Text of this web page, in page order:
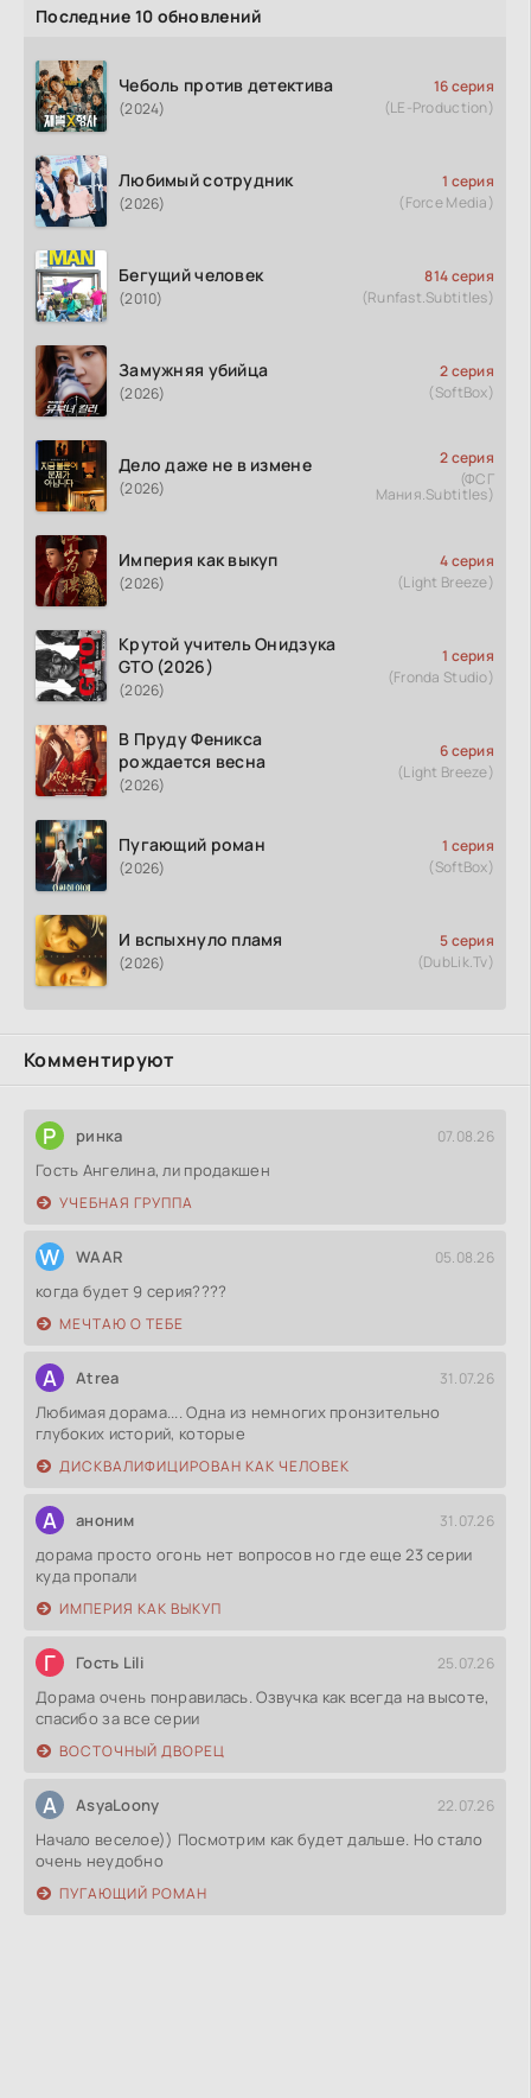
Последние 10 обновлений
Чеболь против детектива
(2024)
16 серия
(LE-Production)
Любимый сотрудник
(2026)
1 серия
(Force Media)
Бегущий человек
(2010)
814 серия
(Runfast.Subtitles)
Замужняя убийца
(2026)
2 серия
(SoftBox)
Дело даже не в измене
(2026)
2 серия
(ФСГ
Мания.Subtitles)
Империя как выкуп
(2026)
4 серия
(Light Breeze)
Крутой учитель Онидзука
GTO (2026)
(2026)
1 серия
(Fronda Studio)
В Пруду Феникса
рождается весна
(2026)
6 серия
(Light Breeze)
Пугающий роман
(2026)
1 серия
(SoftBox)
И вспыхнуло пламя
(2026)
5 серия
(DubLik.Tv)
Комментируют
Р ринка 07.08.26
Гость Ангелина, ли продакшен
УЧЕБНАЯ ГРУППА
W WAAR 05.08.26
когда будет 9 серия????
МЕЧТАЮ О ТЕБЕ
A Atrea 31.07.26
Любимая дорама.... Одна из немногих пронзительно
глубоких историй, которые
ДИСКВАЛИФИЦИРОВАН КАК ЧЕЛОВЕК
А аноним 31.07.26
дорама просто огонь нет вопросов но где еще 23 серии
куда пропали
ИМПЕРИЯ КАК ВЫКУП
Г Гость Lili 25.07.26
Дорама очень понравилась. Озвучка как всегда на высоте,
спасибо за все серии
ВОСТОЧНЫЙ ДВОРЕЦ
A AsyaLoony 22.07.26
Начало веселое)) Посмотрим как будет дальше. Но стало
очень неудобно
ПУГАЮЩИЙ РОМАН